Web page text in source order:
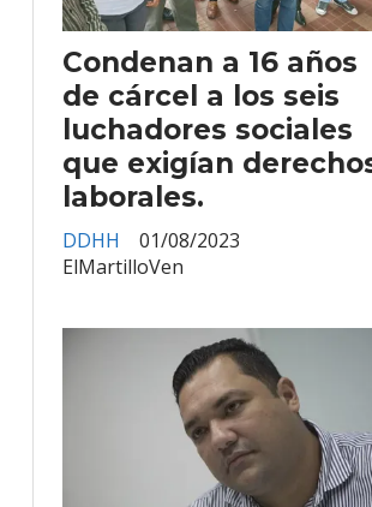
Condenan a 16 años
de cárcel a los seis
luchadores sociales
que exigían
laborales.
ElMartilloVen
DDHH 01/08/2023